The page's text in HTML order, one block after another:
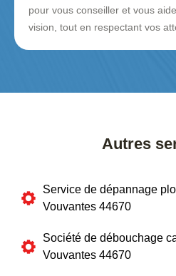
pour vous conseiller et vous
vision, tout en respectant vos
Autres
Service de dépannage
Vouvantes 44670
Société de débouchage
Vouvantes 44670